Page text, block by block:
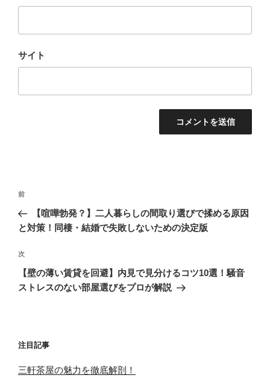
サイト
投
ナ
ゲ
ー
シ
前
の
投
前
【喧嘩勃発？】二人暮らしの間取り選びで揉める原因
と対策！同棲・結婚で失敗しないための決定版
次
の
投
次
【壁の薄い賃貸を回避】内見で見分けるコツ10選！騒音
ストレスのない部屋選びをプロが解説
注目記事
三軒茶屋の魅力を徹底解剖！